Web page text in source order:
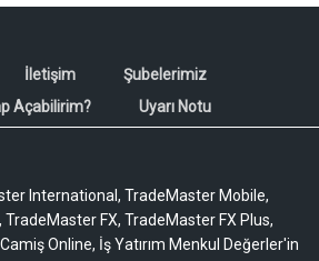
İletişim
Şubelerimiz
Açabilirim?
Uyarı Notu
International, TradeMaster Mobile,
TradeMaster FX, TradeMaster FX Plus,
Online, İş Yatırım Menkul Değerler'in